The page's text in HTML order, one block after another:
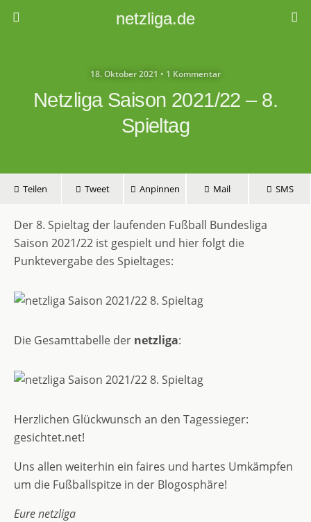
netzliga.de
18. Oktober 2021 • 1 Kommentar
Netzliga Saison 2021/22 – 8.
Spieltag
Teilen Tweet Anpinnen Mail SMS
Der 8. Spieltag der laufenden Fußball Bundesliga
Saison 2021/22 ist gespielt und hier folgt die
Punktevergabe des Spieltages:
Die Gesamttabelle der netzliga:
Herzlichen Glückwunsch an den Tagessieger:
gesichtet.net!
Uns allen weiterhin ein faires und hartes Umkämpfen
um die Fußballspitze in der Blogosphäre!
Eure netzliga